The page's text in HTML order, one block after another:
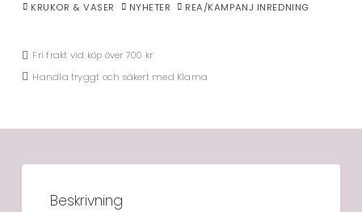
KRUKOR & VASER NYHETER REA/KAMPANJ INREDNING
Fri frakt vid köp över 700 kr
Handla tryggt och säkert med Klarna
Beskrivning